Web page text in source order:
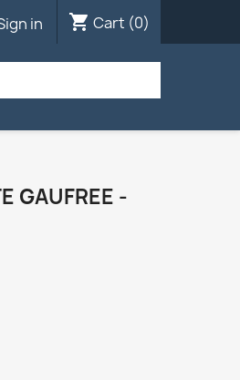
in shopping_cart Cart (0)
GAUFREE -